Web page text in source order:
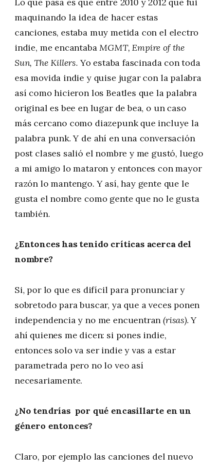
maquinando la idea de hacer estas
canciones, estaba muy metida con el electro
indie, me encantaba MGMT, Empire of the
Sun, The Killers. Yo estaba fascinada con toda
esa movida indie y quise jugar con la palabra
así como hicieron los Beatles que la palabra
original es bee en lugar de bea, o un caso
más cercano como diazepunk que incluye la
palabra punk. Y de ahí en una conversación
post clases salió el nombre y me gustó, luego
a mi amigo lo mataron y entonces con mayor
razón lo mantengo. Y así, hay gente que le
gusta el nombre como gente que no le gusta
también.
¿Entonces has tenido críticas acerca del
nombre?
Si, por lo que es difícil para pronunciar y
sobretodo para buscar, ya que a veces ponen
independencia y no me encuentran (risas). Y
ahí quienes me dicen: si pones indie,
entonces solo va ser indie y vas a estar
parametrada pero no lo veo así
necesariamente.
¿No tendrías por qué encasillarte en un
género entonces?
Claro, por ejemplo las canciones del nuevo